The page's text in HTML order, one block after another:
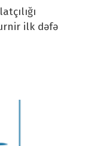
ilk dəfə